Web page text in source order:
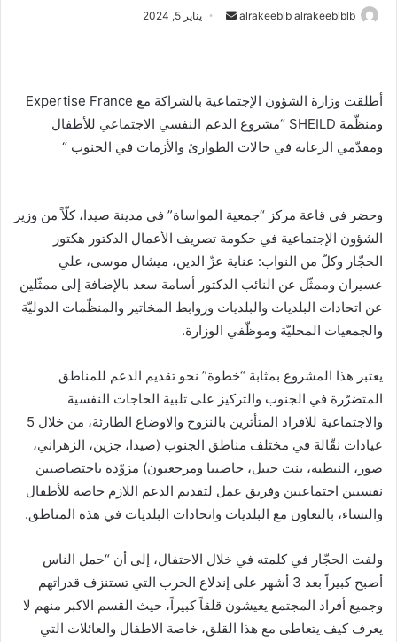
alrakeeblb alrakeeblblb
أرسل يناير 5, 2024
أطلقت وزارة الشؤون الإجتماعية بالشراكة مع Expertise France
ومنظّمة SHEILD “مشروع الدعم النفسي الاجتماعي للأطفال
ومقدّمي الرعاية في حالات الطوارئ والأزمات في الجنوب “
وحضر في قاعة مركز “جمعية المواساة” في مدينة صيدا، كلّاً من وزير
الشؤون الإجتماعية في حكومة تصريف الأعمال الدكتور هكتور
الحجّار وكلّ من النواب: عناية عزّ الدين، ميشال موسى، علي
عسيران وممثّل عن النائب الدكتور أسامة سعد بالإضافة إلى ممثّلين
عن اتحادات البلديات والبلديات وروابط المخاتير والمنظّمات الدوليّة
والجمعيات المحليّة وموظّفي الوزارة.
يعتبر هذا المشروع بمثابة “خطوة” نحو تقديم الدعم للمناطق
المتضرّرة في الجنوب والتركيز على تلبية الحاجات النفسية
والاجتماعية للافراد المتأثرين بالنزوح والاوضاع الطارئة، من خلال 5
عيادات نقّالة في مختلف مناطق الجنوب (صيدا، جزين، الزهراني،
صور، النبطية، بنت جبيل، حاصبيا ومرجعيون) مزوّدة باختصاصيين
نفسيين اجتماعيين وفريق عمل لتقديم الدعم اللازم خاصة للأطفال
والنساء، بالتعاون مع البلديات واتحادات البلديات في هذه المناطق.
ولفت الحجّار في كلمته في خلال الاحتفال، إلى أن “حمل الناس
أصبح كبيراً بعد 3 أشهر على إندلاع الحرب التي تستنزف قدراتهم
وجميع أفراد المجتمع يعيشون قلقاً كبيراً، حيث القسم الاكبر منهم لا
يعرف كيف يتعاطى مع هذا القلق، خاصة الاطفال والعائلات التي